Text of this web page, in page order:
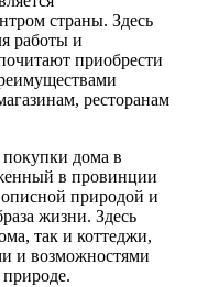
страны. Здесь
работы и
приобрести
ресторанам
дома в
в провинции
природой и
жизни. Здесь
так и коттеджи,
и возможностями